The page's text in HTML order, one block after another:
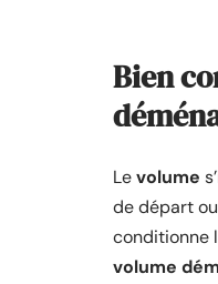
Bien
Levolume
de départ
conditionne
volume